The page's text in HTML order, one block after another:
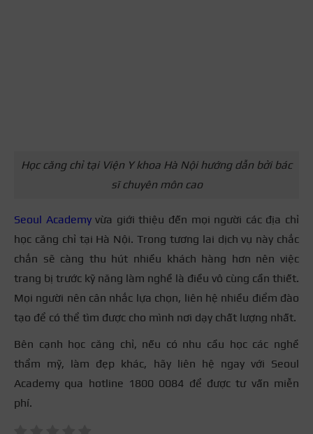
Học căng chỉ tại Viện Y khoa Hà Nội hướng dẫn bởi bác
sĩ chuyên môn cao
Seoul Academyvừa giới thiệu đến mọi người các địa chỉ
học căng chỉ tại Hà Nội. Trong tương lai dịch vụ này chắc
chắn sẽ càng thu hút nhiều khách hàng hơn nên việc
trang bị trước kỹ năng làm nghề là điều vô cùng cần thiết.
Mọi người nên cân nhắc lựa chọn, liên hệ nhiều điểm đào
tạo để có thể tìm được cho mình nơi dạy chất lượng nhất.
Bên cạnh học căng chỉ, nếu có nhu cầu học các nghề
thẩm mỹ, làm đẹp khác, hãy liên hệ ngay với Seoul
Academy qua hotline 1800 0084 để được tư vấn miễn
phí.